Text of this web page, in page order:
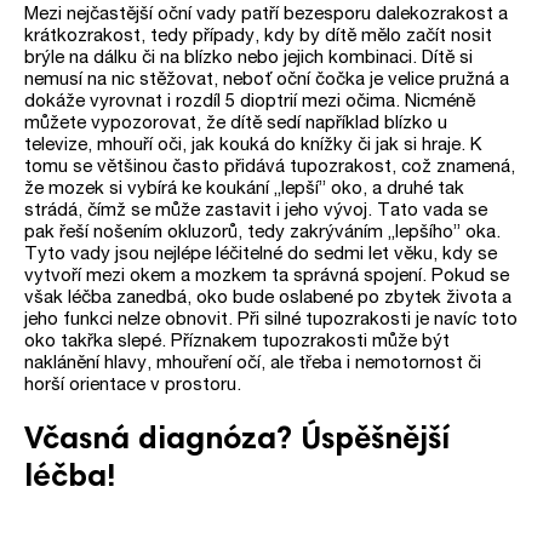
Mezi nejčastější oční vady patří bezesporu dalekozrakost a
krátkozrakost, tedy případy, kdy by dítě mělo začít nosit
brýle na dálku či na blízko nebo jejich kombinaci. Dítě si
nemusí na nic stěžovat, neboť oční čočka je velice pružná a
dokáže vyrovnat i rozdíl 5 dioptrií mezi očima. Nicméně
můžete vypozorovat, že dítě sedí například blízko u
televize, mhouří oči, jak kouká do knížky či jak si hraje. K
tomu se většinou často přidává tupozrakost, což znamená,
že mozek si vybírá ke koukání „lepší” oko, a druhé tak
strádá, čímž se může zastavit i jeho vývoj. Tato vada se
pak řeší nošením okluzorů, tedy zakrýváním „lepšího” oka.
Tyto vady jsou nejlépe léčitelné do sedmi let věku, kdy se
vytvoří mezi okem a mozkem ta správná spojení. Pokud se
však léčba zanedbá, oko bude oslabené po zbytek života a
jeho funkci nelze obnovit. Při silné tupozrakosti je navíc toto
oko takřka slepé. Příznakem tupozrakosti může být
naklánění hlavy, mhouření očí, ale třeba i nemotornost či
horší orientace v prostoru.
Včasná diagnóza? Úspěšnější
léčba!